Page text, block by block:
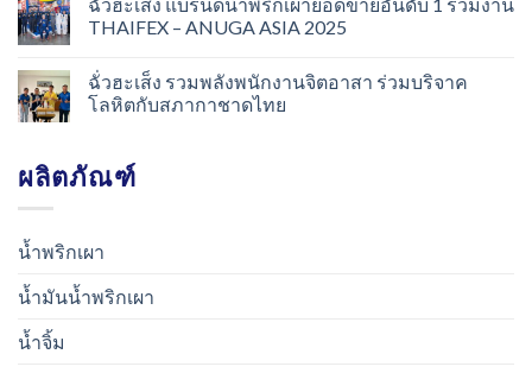
THAIFEX – ANUGA ASIA 2025
ฉั่วฮะเส็ง รวมพลังพนักงานจิตอาสา ร่วมบริจาค
โลหิตกับสภากาชาดไทย
ผลิตภัณฑ์
น้ำพริกเผา
น้ำมันน้ำพริกเผา
น้ำจิ้ม